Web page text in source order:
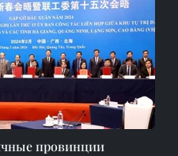
провинции